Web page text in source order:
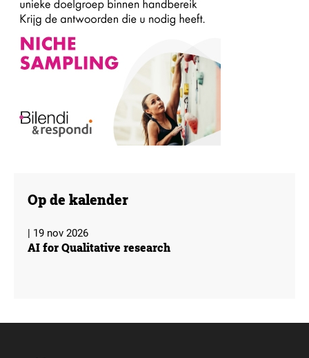
Op de kalender
| 19 nov 2026
AI for Qualitative research